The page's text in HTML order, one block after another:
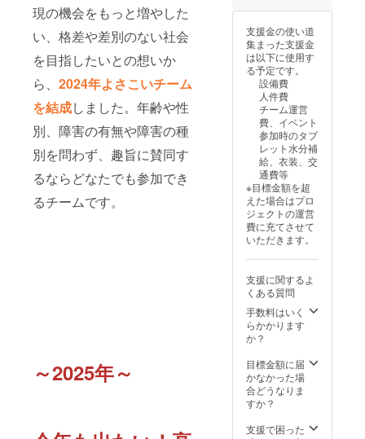
現の機会をもっと増やした
い、格差や差別のない社会
を目指したいとの想いか
ら、 2024年よさこいチーム
を結成しました。年齢や性
別、障害の有無や障害の種
別を問わず、趣旨に賛同す
るならどなたでも参加でき
るチームです。
～2025年～
保存方
法 直射
日光、
高音多
湿避け
て保存
して下
さい。
9種類の
フレー
バーの
中から
お1つ返
礼させ
てもら
いま
す。 ※
選ぶ事
はでき
ませ
ん。予
めご了
承くだ
さい。
大豆、
りん
ご、ご
まを含
む
落花
成分、
小麦、
カ
シュー
ナッ
ツ、
アーモ
ンド、
大豆を
含む ※
本品製
造工場
では、
卵、エ
ビを含
む製品
を製造
してい
※ミック
ス品の
為、内
容にバ
ラつき
場合が
ありま
す。 ※
賞味期
造日か
支援金の使い道
集まった支援金
は以下に使用す
る予定です。
設備費
人件費
チーム運営
費、イベント
参加時のタブ
レット水分補
給、衣装、交
通費等
※目標金額を超
えた場合はプロ
ジェクトの運営
費に充てさせて
いただきます。
支援に関するよ
くある質問
手数料はいく
らかかります
か？
目標金額に届
かなかった場
合どうなりま
すか？
支援で困った